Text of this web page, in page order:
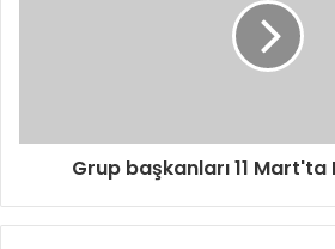
Grup başkanları 11 Mart'ta